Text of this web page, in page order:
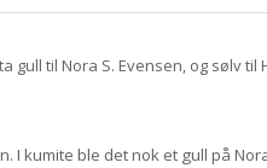
gull til Nora S. Evensen, og sølv til
I kumite ble det nok et gull på